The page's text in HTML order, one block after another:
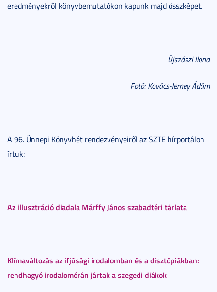
eredményekről könyvbemutatókon kapunk majd összképet.
Újszászi Ilona
Fotó: Kovács-Jerney Ádám
A 96. Ünnepi Könyvhét rendezvényeiről az SZTE hírportálon
írtuk:
Az illusztráció diadala Márffy János szabadtéri tárlata
Klímaváltozás az ifjúsági irodalomban és a disztópiákban:
rendhagyó irodalomórán jártak a szegedi diákok